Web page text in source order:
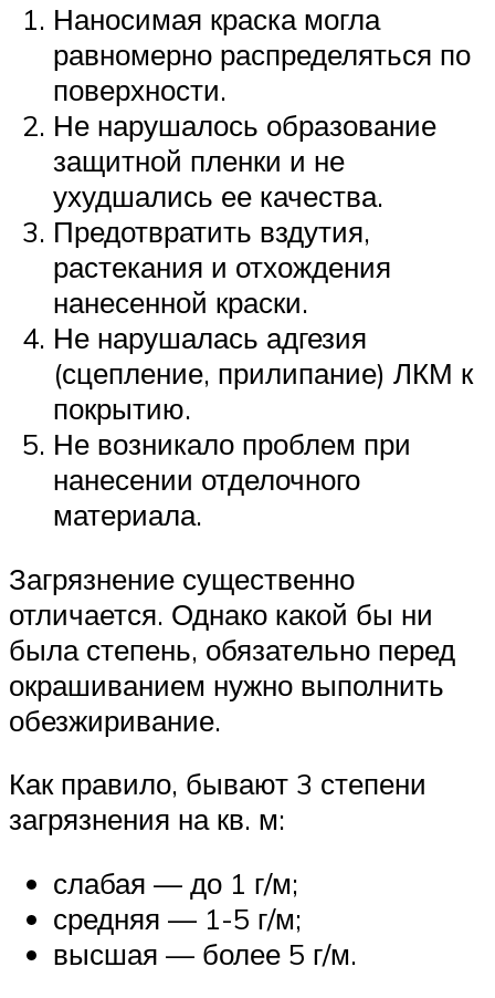
Наносимая краска могла
равномерно распределяться по
поверхности.
Не нарушалось образование
защитной пленки и не
ухудшались ее качества.
Предотвратить вздутия,
растекания и отхождения
нанесенной краски.
Не нарушалась адгезия
(сцепление, прилипание) ЛКМ к
покрытию.
Не возникало проблем при
нанесении отделочного
материала.
Загрязнение существенно
отличается. Однако какой бы ни
была степень, обязательно перед
окрашиванием нужно выполнить
обезжиривание.
Как правило, бывают 3 степени
загрязнения на кв. м:
слабая — до 1 г/м;
средняя — 1-5 г/м;
высшая — более 5 г/м.